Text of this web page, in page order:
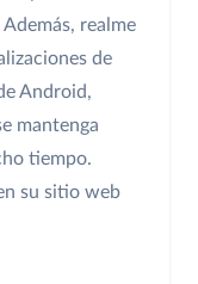
realme
de
Android,
mantenga
tiempo.
su sitio web